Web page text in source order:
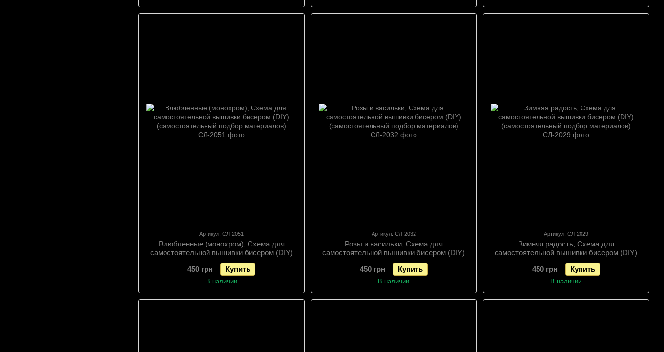
Артикул: СЛ-2051
Влюбленные (монохром), Схема для
самостоятельной вышивки бисером (DIY)
(самостоятельный подбор материалов),
Схема
450 грн Купить
В наличии
Артикул: СЛ-2032
Розы и васильки, Схема для
самостоятельной вышивки бисером (DIY)
(самостоятельный подбор материалов),
Схема
450 грн Купить
В наличии
Артикул: СЛ-2029
Зимняя радость, Схема для
самостоятельной вышивки бисером (DIY)
(самостоятельный подбор материалов),
Схема
450 грн Купить
В наличии